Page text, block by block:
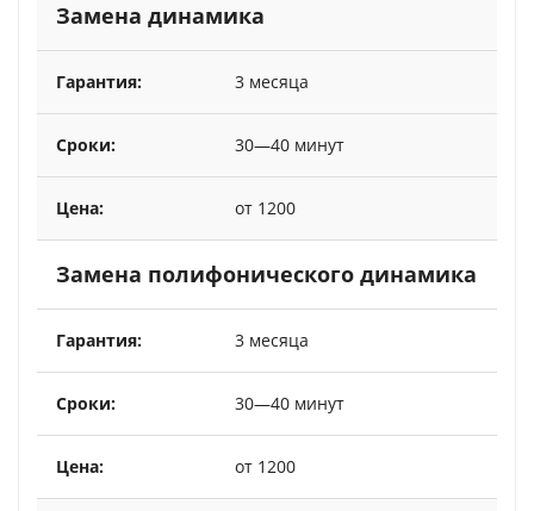
Замена динамика
3 месяца
30—40 минут
от 1200
Замена полифонического динамика
3 месяца
30—40 минут
от 1200